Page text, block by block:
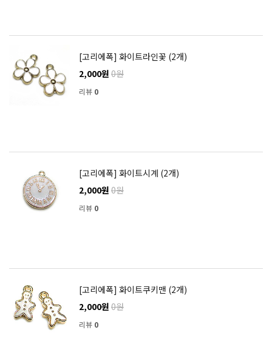
[고리에폭] 화이트라인꽃 (2개)
2,000원 0원
리뷰 0
[고리에폭] 화이트시계 (2개)
2,000원 0원
리뷰 0
[고리에폭] 화이트쿠키맨 (2개)
2,000원 0원
리뷰 0